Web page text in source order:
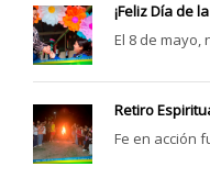
¡Feliz Día de
El 8 de mayo,
Retiro
Fe en acción